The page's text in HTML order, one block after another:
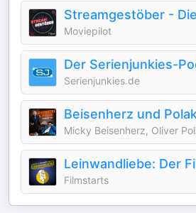
Moviepilot
Der Serienjunkies-
Serienjunkies.de
Beisenherz und
Leinwandliebe: Der
Filmstarts